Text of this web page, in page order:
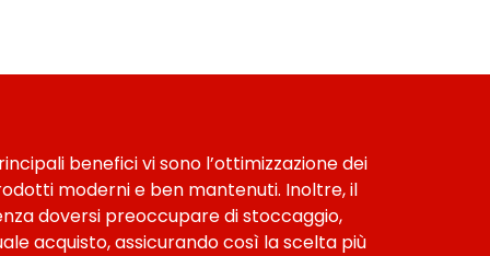
benefici vi sono l’ottimizzazione dei
moderni e ben mantenuti. Inoltre, il
doversi preoccupare di stoccaggio,
acquisto, assicurando così la scelta più